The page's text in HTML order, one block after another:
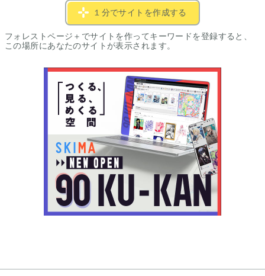
１分でサイトを作成する
フォレストページ＋でサイトを作ってキーワードを登録すると、
この場所にあなたのサイトが表示されます。